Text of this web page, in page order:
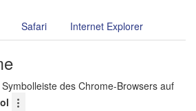
Safari Internet Explorer
des Chrome-Browsers auf